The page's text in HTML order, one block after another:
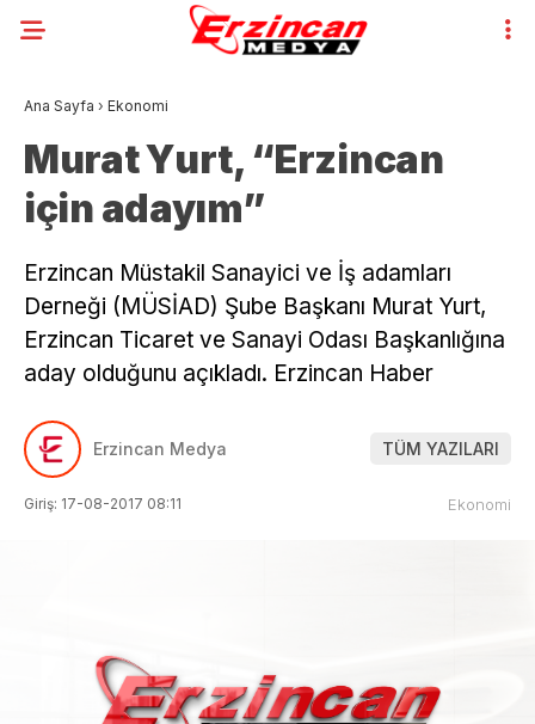
Ana Sayfa › Ekonomi
Murat Yurt, “Erzincan
için adayım”
Erzincan Müstakil Sanayici ve İş adamları
Derneği (MÜSİAD) Şube Başkanı Murat Yurt,
Erzincan Ticaret ve Sanayi Odası Başkanlığına
aday olduğunu açıkladı. Erzincan Haber
Erzincan Medya TÜM YAZILARI
Giriş: 17-08-2017 08:11 Ekonomi